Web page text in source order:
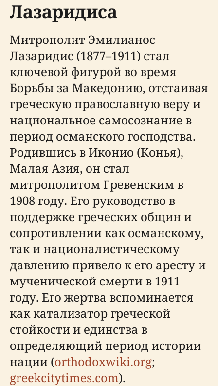
Лазаридиса
Митрополит Эмилианос
Лазаридис (1877–1911) стал
ключевой фигурой во время
Борьбы за Македонию, отстаивая
греческую православную веру и
национальное самосознание в
период османского господства.
Родившись в Иконио (Конья),
Малая Азия, он стал
митрополитом Гревенским в
1908 году. Его руководство в
поддержке греческих общин и
сопротивлении как османскому,
так и националистическому
давлению привело к его аресту и
мученической смерти в 1911
году. Его жертва вспоминается
как катализатор греческой
стойкости и единства в
определяющий период истории
нации (orthodoxwiki.org;
greekcitytimes.com).